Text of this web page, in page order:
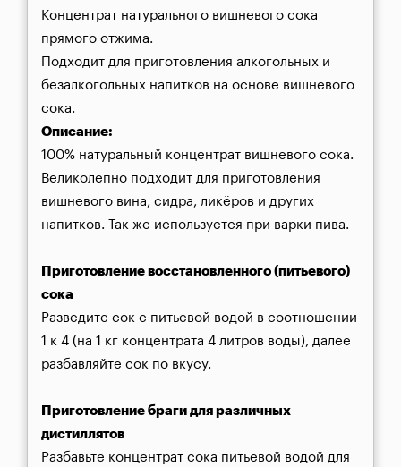
Концентрат натурального вишневого сока
прямого отжима.
Подходит для приготовления алкогольных и
безалкогольных напитков на основе вишневого
сока.
Описание:
100% натуральный концентрат вишневого сока.
Великолепно подходит для приготовления
вишневого вина, сидра, ликёров и других
напитков. Так же используется при варки пива.
Приготовление восстановленного (питьевого)
сока
Разведите сок с питьевой водой в соотношении
1 к 4 (на 1 кг концентрата 4 литров воды), далее
разбавляйте сок по вкусу.
Приготовление браги для различных
дистиллятов
Разбавьте концентрат сока питьевой водой для